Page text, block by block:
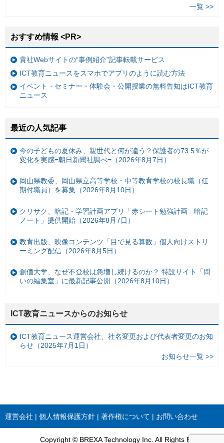
一覧 >>
おすすめ情報 <PR>
貴社Webサイトの“事例紹介”記事転載サービス
ICT教育ニュースをスマホでアプリのように読む方法
イベント・セミナー・体験会・公開授業の無料告知はICT教育
ニュース
最近の人気記事
今の子どもの夏休み、親世代と何が違う？保護者の73.5％が
変化を実感=朝日新聞社調べ=（2026年8月7日）
岡山県教委、岡山県立高等学校・中等教育学校の校長職（任
期付職員）を募集（2026年8月10日）
クリサク、暗記・学習計画アプリ「赤シート勉強計画 - 暗記
ノート」提供開始（2026年8月7日）
教育出版、映像コンテンツ「目で見る算数」個人向けストリ
ーミング配信（2026年8月5日）
創価大学、なぜ不登校は急増し続けるのか？ 特設サイト「問
いの編集室」に最新記事公開（2026年8月10日）
ICT教育ニュースからのお知らせ
ICT教育ニュース運営会社、社名変更および代表者変更のお知
らせ（2025年7月1日）
お知らせ一覧 >>
運営会社 個人情報保護方針 著作権について お問い合わせ
Copyright © BREXA Technology Inc. All Rights Reserved.